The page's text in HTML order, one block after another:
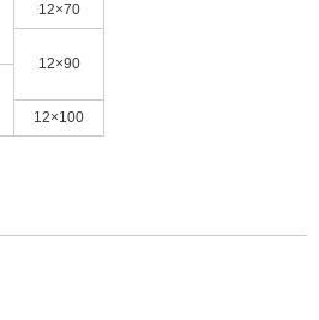
12×70
12×90
12×100